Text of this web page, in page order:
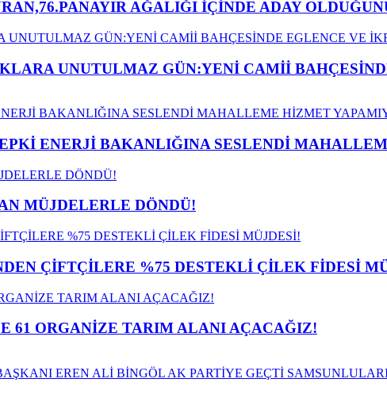
AĞALIĞI İÇİNDE ADAY
UNUTULMAZ GÜN:YENİ CAMİİ
ENERJİ BAKANLIĞINA SESLENDİ
MÜJDELERLE DÖNDÜ!
ÇİFTÇİLERE %75 DESTEKLİ ÇİLEK FİDESİ
61 ORGANİZE TARIM ALANI AÇACAĞIZ!